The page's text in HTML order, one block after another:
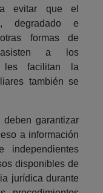
evitar que el
degradado e
formas de
asisten a los
les facilitan la
también se
deben garantizar
a información
independientes
disponibles de
jurídica durante